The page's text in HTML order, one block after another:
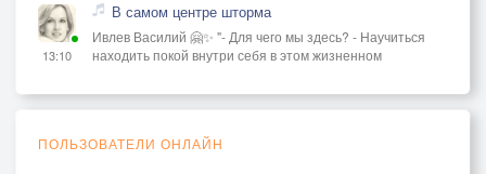
13:10
В самом центре шторма
Ивлев Василий 🤗✨ "- Для чего мы здесь? - Научиться
находить покой внутри себя в этом жизненном
ПОЛЬЗОВАТЕЛИ ОНЛАЙН